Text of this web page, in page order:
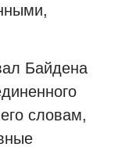
Байдена
словам,